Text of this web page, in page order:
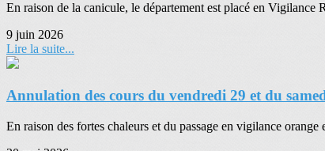
En raison de la canicule, le département est placé en
9 juin 2026
Lire la suite...
Annulation des cours du vendredi 29 et du
En raison des fortes chaleurs et du passage en vigilance